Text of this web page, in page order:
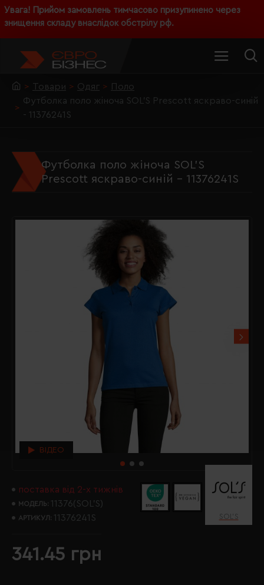
Увага! Прийом замовлень тимчасово призупинено через
знищення складу внаслідок обстрілу рф.
Товари Одяг
Поло
Футболка поло жіноча SOL'S Prescott яскраво-синій
- 11376241S
Футболка поло жіноча SOL'S
Prescott яскраво-синій - 11376241S
ВІДЕО
поставка від 2-х тижнів
МОДЕЛЬ: 11376(SOL’S)
АРТИКУЛ: 11376241S SOL’S
341.45 грн